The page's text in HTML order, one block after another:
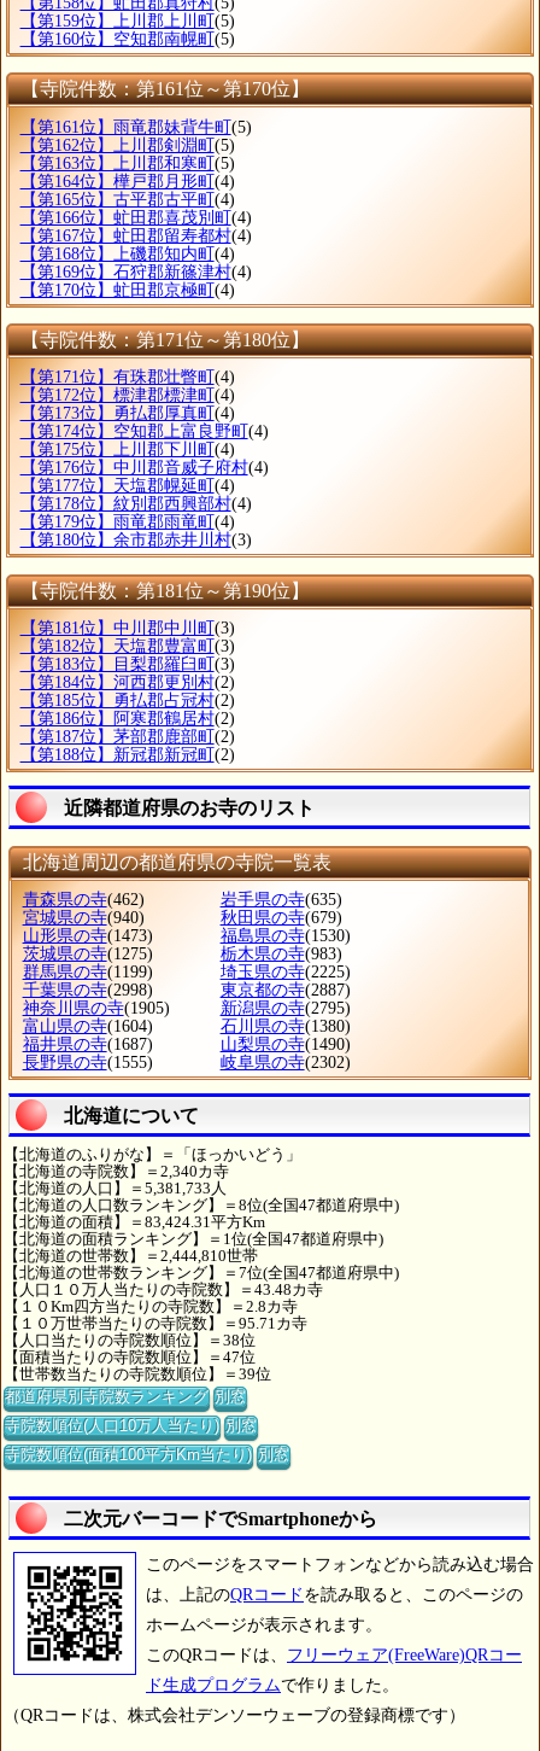
【第159位】上川郡上川町 (5)
【第160位】空知郡南幌町 (5)
【寺院件数：第161位～第170位】
【第161位】雨竜郡妹背牛町(5)
【第162位】上川郡剣淵町(5)
【第163位】上川郡和寒町(5)
【第164位】樺戸郡月形町(4)
【第165位】古平郡古平町(4)
【第166位】虻田郡喜茂別町(4)
【第167位】虻田郡留寿都村(4)
【第168位】上磯郡知内町(4)
【第169位】石狩郡新篠津村(4)
【第170位】虻田郡京極町(4)
【寺院件数：第171位～第180位】
【第171位】有珠郡壮瞥町 (4)
【第172位】標津郡標津町 (4)
【第173位】勇払郡厚真町 (4)
【第174位】空知郡上富良野町 (4)
【第175位】上川郡下川町 (4)
【第176位】中川郡音威子府村(4)
【第177位】天塩郡幌延町 (4)
【第178位】紋別郡西興部村(4)
【第179位】雨竜郡雨竜町 (4)
【第180位】余市郡赤井川村(3)
【寺院件数：第181位～第190位】
【第181位】中川郡中川町 (3)
【第182位】天塩郡豊富町 (3)
【第183位】目梨郡羅臼町 (3)
【第184位】河西郡更別村(2)
【第185位】勇払郡占冠村(2)
【第186位】阿寒郡鶴居村(2)
【第187位】茅部郡鹿部町 (2)
【第188位】新冠郡新冠町 (2)
近隣都道府県のお寺のリスト
北海道周辺の都道府県の寺院一覧表
青森県の寺(462) 岩手県の寺(635)
宮城県の寺(940) 秋田県の寺(679)
山形県の寺(1473) 福島県の寺(1530)
茨城県の寺(1275) 栃木県の寺(983)
群馬県の寺(1199) 埼玉県の寺(2225)
千葉県の寺(2998) 東京都の寺(2887)
神奈川県の寺(1905) 新潟県の寺(2795)
富山県の寺(1604) 石川県の寺(1380)
福井県の寺(1687) 山梨県の寺(1490)
長野県の寺(1555) 岐阜県の寺(2302)
北海道について
【北海道のふりがな】＝「ほっかいどう」
【北海道の寺院数】＝2,340カ寺
【北海道の人口】＝5,381,733人
【北海道の人口数ランキング】＝8位(全国47都道府県中)
【北海道の面積】＝83,424.31平方Km
【北海道の面積ランキング】＝1位(全国47都道府県中)
【北海道の世帯数】＝2,444,810世帯
【北海道の世帯数ランキング】＝7位(全国47都道府県中)
【人口１０万人当たりの寺院数】＝43.48カ寺
【１０Km四方当たりの寺院数】＝2.8カ寺
【１０万世帯当たりの寺院数】＝95.71カ寺
【人口当たりの寺院数順位】＝38位
【面積当たりの寺院数順位】＝47位
【世帯数当たりの寺院数順位】＝39位
都道府県別寺院数ランキング 別窓
寺院数順位(人口10万人当たり) 別窓
寺院数順位(面積100平方Km当たり) 別窓
二次元バーコードでSmartphoneから
このページをスマートフォンなどから読み込む場合
は、上記のQRコード を読み取ると、このページの
ホームページが表示されます。
このQRコードは、 フリーウェア(FreeWare)QRコー
ド生成プログラムで作りました。
（QRコードは、株式会社デンソーウェーブの登録商標です）